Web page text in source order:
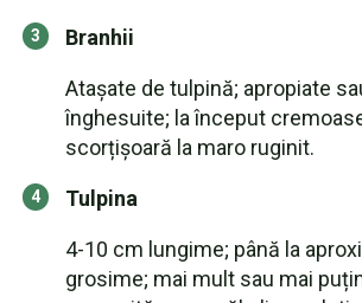
Branhii
Atașate de tulpină; apropiate
înghesuite; la început
scorțișoară la maro ruginit.
Tulpina
4-10 cm lungime; până la
grosime; mai mult sau mai